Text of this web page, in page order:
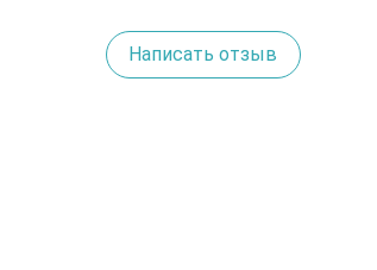
Написать отзыв